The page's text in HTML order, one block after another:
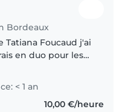
Bordeaux
Tatiana Foucaud j'ai
en duo pour les
< 1 an
10,00 €/heure